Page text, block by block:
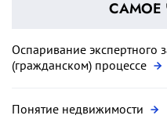
САМОЕ
Оспаривание экспертного
(гражданском) процессе
Понятие недвижимости